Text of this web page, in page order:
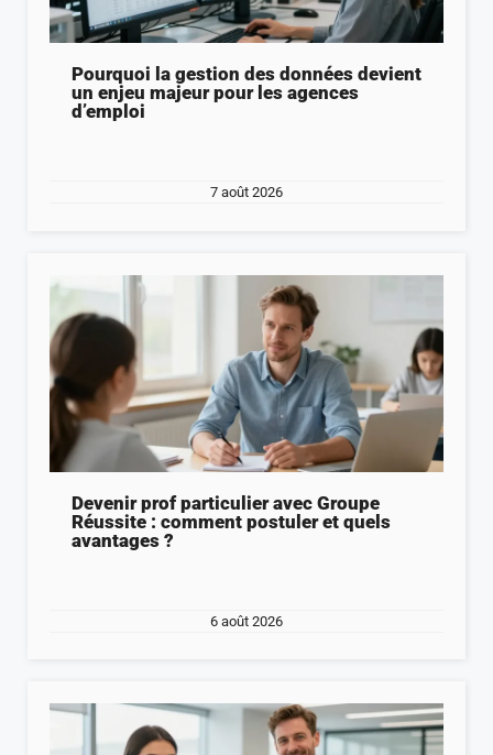
Pourquoi la gestion des données devient
un enjeu majeur pour les agences
d’emploi
7 août 2026
Devenir prof particulier avec Groupe
Réussite : comment postuler et quels
avantages ?
6 août 2026